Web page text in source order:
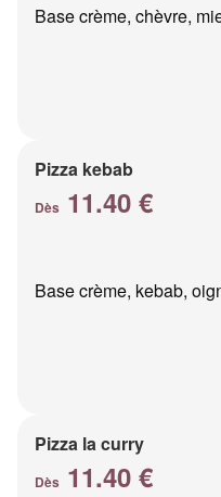
Base crème, chèvre,
Pizza kebab
Dès 11.40 €
Base crème, kebab,
Pizza la curry
Dès 11.40 €